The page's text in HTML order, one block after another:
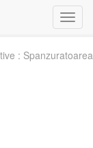
: Spanzuratoarea